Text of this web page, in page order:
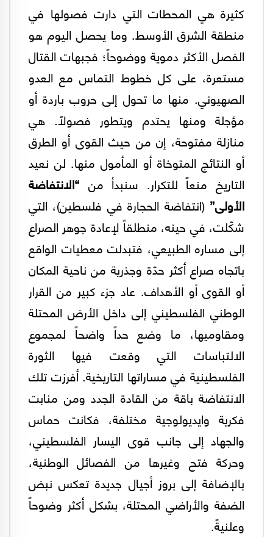
كثيرة هي المحطات التي دارت فصولها في
منطقة الشرق الأوسط. وما يحصل اليوم هو
الفصل الأكثر دموية ووضوحاً؛ فجبهات القتال
مستعرة، على كل خطوط التماس مع العدو
الصهيوني. منها ما تحول إلى حروب باردة أو
مؤجلة ومنها يحتدم ويتطور فصولاً. هي
منازلة مفتوحة، إن من حيث القوى أو الطرق
أو النتائج المتوخاة أو المأمول منها. لن نعيد
التاريخ منعاً للتكرار. سنبدأ من “الانتفاضة
الأولى” (انتفاضة الحجارة في فلسطين)، التي
شكّلت، في حينه، منطلقاً لإعادة جوهر الصراع
إلى مساره الطبيعي، فتبدلت معطيات الواقع
باتجاه صراع أكثر حدّة وجذرية من ناحية المكان
أو القوى أو الأهداف. عاد جزء كبير من القرار
الوطني الفلسطيني إلى داخل الأرض المحتلة
ومقاوميها، ما وضع حداً واضحاً لمجموع
الالتباسات التي وقعت فيها الثورة
الفلسطينية في مساراتها التاريخية. أفرزت تلك
الانتفاضة باقة من القادة الجدد ومن منابت
فكرية وايديولوجية مختلفة، فكانت حماس
والجهاد إلى جانب قوى اليسار الفلسطيني،
وحركة فتح وغيرها من الفصائل الوطنية،
بالإضافة إلى بروز أجيال جديدة تعكس نبض
الضفة والأراضي المحتلة، بشكل أكثر وضوحاً
وعلنيةً.